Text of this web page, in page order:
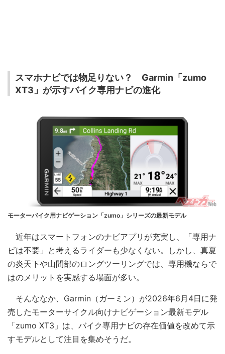
スマホナビでは物足りない？ Garmin「zumo
XT3」が示すバイク専用ナビの進化
モーターバイク用ナビゲーション「zumo」シリーズの最新モデル
近年はスマートフォンのナビアプリが充実し、「専用ナ
ビは不要」と考えるライダーも少なくない。しかし、真夏
の炎天下や山間部のロングツーリングでは、専用機ならで
はのメリットを実感する場面が多い。
そんななか、Garmin（ガーミン）が2026年6月4日に発
売したモーターサイクル向けナビゲーション最新モデル
「zumo XT3」は、バイク専用ナビの存在価値を改めて示
すモデルとして注目を集めそうだ。